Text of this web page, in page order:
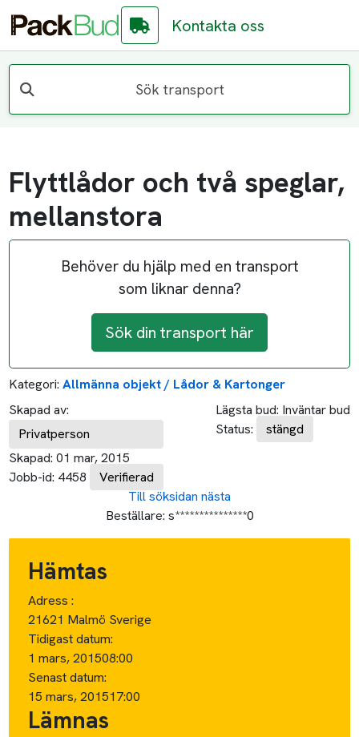
Kontakta oss
Sök transport
Flyttlådor och två speglar,
mellanstora
Behöver du hjälp med en transport
som liknar denna?
Sök din transport här
Kategori: Allmänna objekt / Lådor & Kartonger
Skapad av:
Privatperson
Skapad: 01 mar, 2015
Jobb-id: 4458 Verifierad
Lägsta bud: Inväntar bud
Status:
stängd
Till söksidan nästa
Beställare: s***************0
Hämtas
Adress :
21621 Malmö Sverige
Tidigast datum:
1 mars, 201508:00
Senast datum:
15 mars, 201517:00
Lämnas